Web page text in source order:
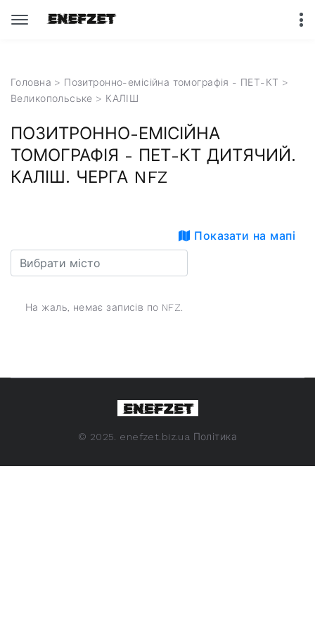
Головна > Позитронно-емісійна томографія - ПЕТ-КТ >
Великопольське > КАЛІШ
ПОЗИТРОННО-ЕМІСІЙНА
ТОМОГРАФІЯ - ПЕТ-КТ ДИТЯЧИЙ.
КАЛІШ. ЧЕРГА NFZ
Показати на мапі
На жаль, немає записів по NFZ.
© 2025. enefzet.biz.ua Політика